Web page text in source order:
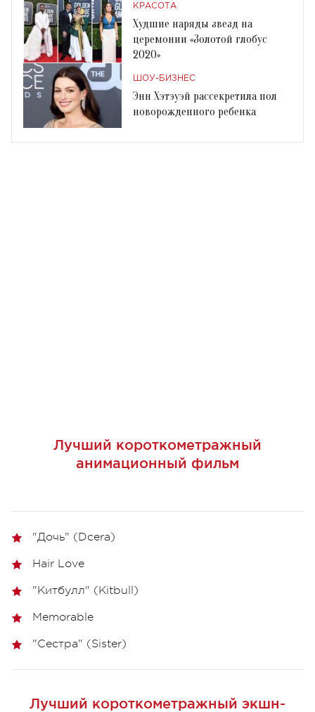
КРАСОТА
Худшие наряды звезд на
церемонии «Золотой глобус
2020»
ШОУ-БИЗНЕС
Энн Хэтэуэй рассекретила пол
новорожденного ребенка
Лучший короткометражный
анимационный фильм
"Дочь" (Dcera)
Hair Love
"Китбулл" (Kitbull)
Memorable
"Сестра" (Sister)
Лучший короткометражный экшн-